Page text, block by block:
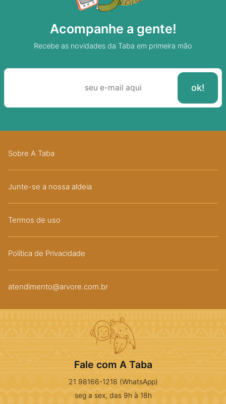
Acompanhe a gente!
Recebe as novidades da Taba em primeira mão
Sobre A Taba
Junte-se a nossa aldeia
Termos de uso
Política de Privacidade
atendimento@arvore.com.br
Fale com A Taba
21 98166-1218 (WhatsApp)
seg a sex, das 9h à 18h